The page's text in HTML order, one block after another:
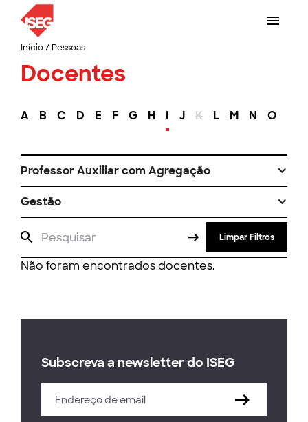
Início/ Pessoas
Docentes
A B C D E F G H I J K L M N O
Professor Auxiliar com Agregação
Gestão
Limpar Filtros
Não foram encontrados docentes.
Subscreva a newsletter do ISEG